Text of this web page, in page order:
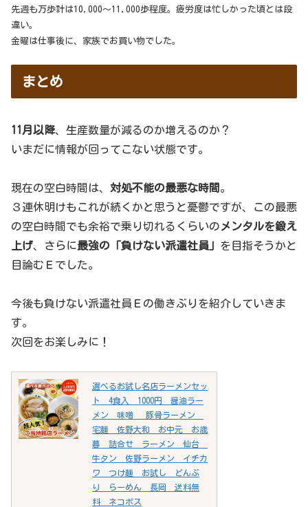
先週も万歩計は10,000～11,000歩程度。疲労度は忙しかった頃とは段
違い。
金曜は仕事後に、家族でお買い物でした。
まとめ
11月以降、生産数量が減るのか増えるのか？
いまだに情報が回ってこない状態です。
現在の空白時間は、 対処不能の最悪な時間 。
３連休明けもこれが続くかと思うと憂鬱ですが、この最悪
の空白時間でも余裕で乗り切れるくらいのメンタルを鍛え
上げ、さらに最強の「負けない派遣社員」 を目指そうかと
目論むＥでした。
今後も負けない派遣社員Ｅの働きぶりを紹介していきま
す。
次回をお楽しみに！
選べるお試し名店ラーメンセッ
ト 4食入 1000円 醤油ラー
メン 味噌 豚骨ラーメン
宅麺 佐野大和 お中元 お歳
暮 詰合せ ラーメン 仙台
牛タン 佐野ラーメン イチカ
ワ つけ麺 お試し どんぶ
り らーめん 長岡 送料無
料 ネコポス